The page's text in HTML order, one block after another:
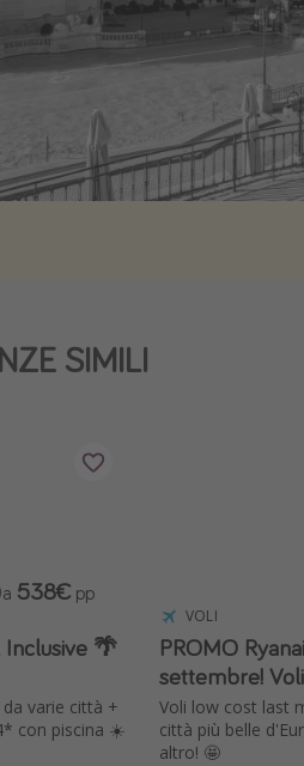
SIMILI
🌴
varie città +
con piscina ☀️
538€ pp
VOLI
PROMO
settembre!
Voli low cost last
città più belle
altro! 🤩